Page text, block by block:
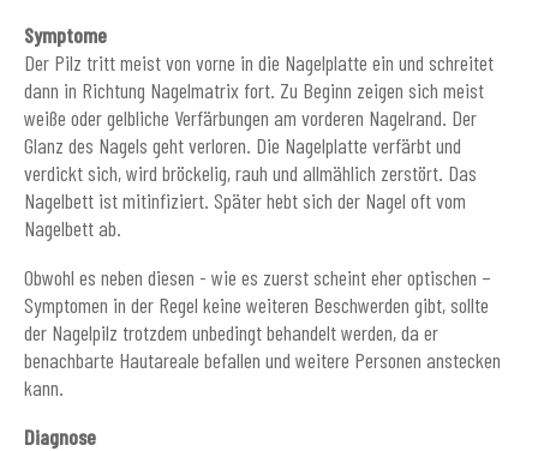
Symptome
Der Pilz tritt meist von vorne in die Nagelplatte ein und schreitet
dann in Richtung Nagelmatrix fort. Zu Beginn zeigen sich meist
weiße oder gelbliche Verfärbungen am vorderen Nagelrand. Der
Glanz des Nagels geht verloren. Die Nagelplatte verfärbt und
verdickt sich, wird bröckelig, rauh und allmählich zerstört. Das
Nagelbett ist mitinfiziert. Später hebt sich der Nagel oft vom
Nagelbett ab.
Obwohl es neben diesen - wie es zuerst scheint eher optischen –
Symptomen in der Regel keine weiteren Beschwerden gibt, sollte
der Nagelpilz trotzdem unbedingt behandelt werden, da er
benachbarte Hautareale befallen und weitere Personen anstecken
kann.
Diagnose